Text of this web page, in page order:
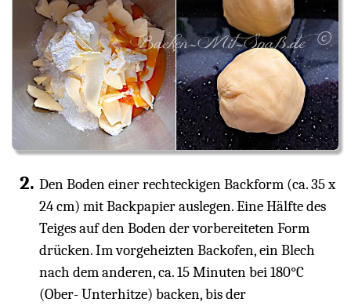
Den Boden einer rechteckigen Backform (ca. 35 x
24 cm) mit Backpapier auslegen. Eine Hälfte des
Teiges auf den Boden der vorbereiteten Form
drücken. Im vorgeheizten Backofen, ein Blech
nach dem anderen, ca. 15 Minuten bei 180°C
(Ober- Unterhitze) backen, bis der